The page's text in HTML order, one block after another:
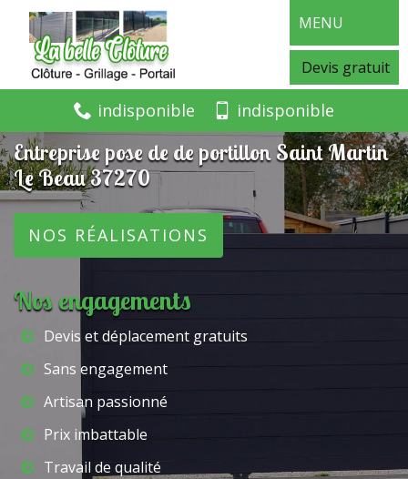
MENU
Devis gratuit
indisponible indisponible
Entreprise pose de de portillon Saint Martin
Le Beau 37270
NOS RÉALISATIONS
Nos engagements
Devis et déplacement gratuits
Sans engagement
Artisan passionné
Prix imbattable
Travail de qualité